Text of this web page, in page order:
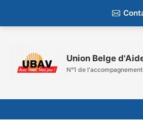
contenu
Union Belge
N°1 de